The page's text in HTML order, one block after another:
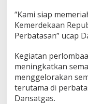
“Kami siap
Kemerdekaan
Perbatasan” ucap
Kegiatan
meningkatkan
menggelorakan
terutama di
Dansatgas.